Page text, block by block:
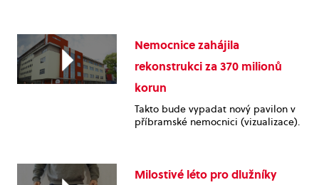
Nemocnice zahájila
rekonstrukci za 370 milionů
korun
Takto bude vypadat nový pavilon v
příbramské nemocnici (vizualizace).
Milostivé léto pro dlužníky